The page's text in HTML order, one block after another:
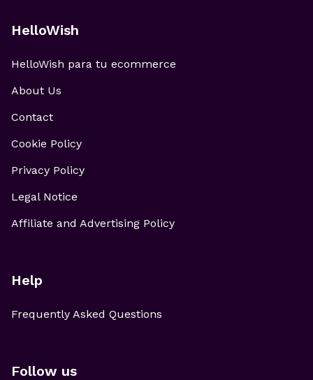
HelloWish
HelloWish para tu ecommerce
About Us
Contact
Cookie Policy
Privacy Policy
Legal Notice
Affiliate and Advertising Policy
Help
Frequently Asked Questions
Follow us